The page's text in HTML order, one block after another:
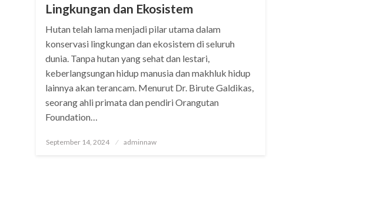
Lingkungan dan Ekosistem
Hutan telah lama menjadi pilar utama dalam
konservasi lingkungan dan ekosistem di seluruh
dunia. Tanpa hutan yang sehat dan lestari,
keberlangsungan hidup manusia dan makhluk hidup
lainnya akan terancam. Menurut Dr. Birute Galdikas,
seorang ahli primata dan pendiri Orangutan
Foundation…
Posted
September 14, 2024 adminnaw